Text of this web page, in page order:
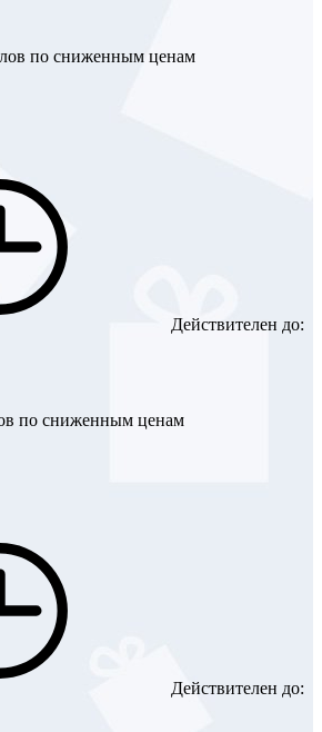
по сниженным ценам
Действителен до:
по сниженным ценам
Действителен до: